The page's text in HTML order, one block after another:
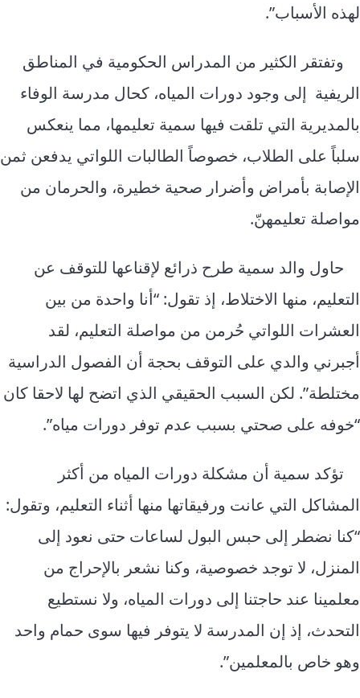
لهذه الأسباب”.
وتفتقر الكثير من المدراس الحكومية في المناطق
الريفية إلى وجود دورات المياه، كحال مدرسة الوفاء
بالمديرية التي تلقت فيها سمية تعليمها، مما ينعكس
سلباً على الطلاب، خصوصاً الطالبات اللواتي يدفعن ثمن
الإصابة بأمراض وأضرار صحية خطيرة، والحرمان من
مواصلة تعليمهنّ.
حاول والد سمية طرح ذرائع لإقناعها للتوقف عن
التعليم، منها الاختلاط، إذ تقول: “أنا واحدة من بين
العشرات اللواتي حُرمن من مواصلة التعليم، لقد
أجبرني والدي على التوقف بحجة أن الفصول الدراسية
مختلطة”. لكن السبب الحقيقي الذي اتضح لها لاحقا كان
“خوفه على صحتي بسبب عدم توفر دورات مياه”.
تؤكد سمية أن مشكلة دورات المياه من أكثر
المشاكل التي عانت ورفيقاتها منها أثناء التعليم، وتقول:
“كنا نضطر إلى حبس البول لساعات حتى نعود إلى
المنزل، لا توجد خصوصية، وكنا نشعر بالإحراج من
معلمينا عند حاجتنا إلى دورات المياه، ولا نستطيع
التحدث، إذ إن المدرسة لا يتوفر فيها سوى حمام واحد
وهو خاص بالمعلمين”.